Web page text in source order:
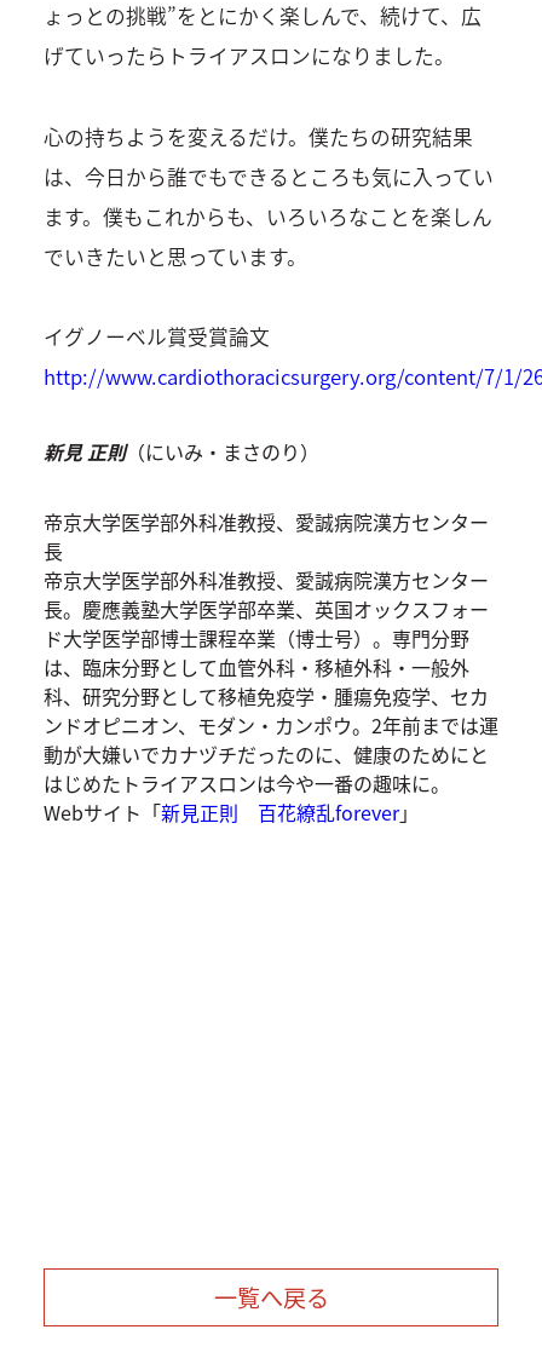
ょっとの挑戦”をとにかく楽しんで、続けて、広
げていったらトライアスロンになりました。
心の持ちようを変えるだけ。僕たちの研究結果
は、今日から誰でもできるところも気に入ってい
ます。僕もこれからも、いろいろなことを楽しん
でいきたいと思っています。
イグノーベル賞受賞論文
http://www.cardiothoracicsurgery.org/content/7/1/
新見 正則（にいみ・まさのり）
帝京大学医学部外科准教授、愛誠病院漢方センター
長
帝京大学医学部外科准教授、愛誠病院漢方センター
長。慶應義塾大学医学部卒業、英国オックスフォー
ド大学医学部博士課程卒業（博士号）。専門分野
は、臨床分野として血管外科・移植外科・一般外
科、研究分野として移植免疫学・腫瘍免疫学、セカ
ンドオピニオン、モダン・カンポウ。2年前までは運
動が大嫌いでカナヅチだったのに、健康のためにと
はじめたトライアスロンは今や一番の趣味に。
Webサイト「新見正則 百花繚乱forever」
一覧へ戻る